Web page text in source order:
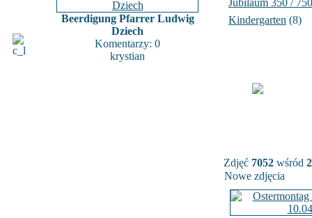
Beerdigung Pfarrer Ludwig
Dziech
Komentarzy: 0
krystian
Jubiläum 350 / 750
Kindergarten (8)
Zdjęć 7052 wśród
Nowe zdjęcia